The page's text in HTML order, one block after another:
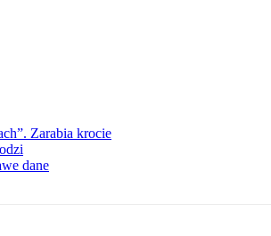
Zarabia krocie
dane